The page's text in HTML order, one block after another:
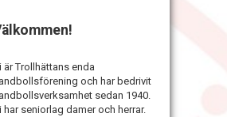
är Trollhättans enda
och har bedrivit
sedan 1940.
har seniorlag damer och herrar.